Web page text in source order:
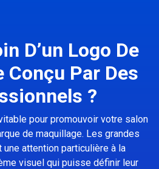
D’un Logo De
Conçu Par Des
?
pour promouvoir votre salon
de maquillage. Les grandes
une attention particulière à la
visuel qui puisse définir leur